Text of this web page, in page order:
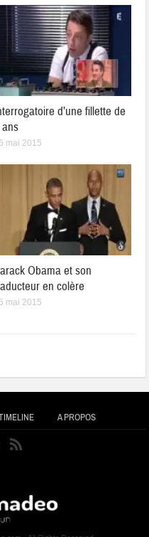
d’une fillette de
mai 2015
Obama et son
en colère
mai 2015
A PROPOS